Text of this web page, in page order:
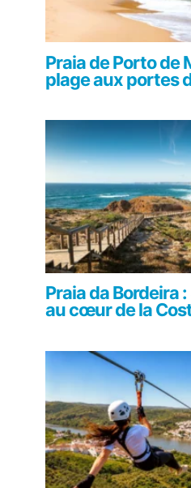
Praia de Porto de
plage aux portes
Praia da Bordeira
au cœur de la